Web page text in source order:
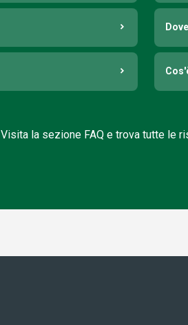
Visita la sezione FAQ e trova tutte le